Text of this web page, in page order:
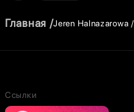
Главная Jeren Halnazarowa
Ссылки